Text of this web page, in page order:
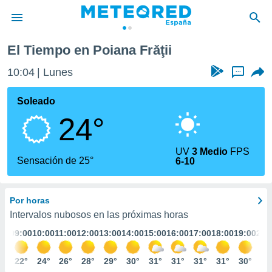
de
por
que se
calidad.
a este
las
y
forma
digital
basada
El Tiempo en Poiana Frăţii
10:04 Lunes ...
Soleado
24°
Sensación de 25°
UV3 Medio FPS
6-10
Por horas
Intervalos nubosos en las próximas horas
09:00
22°
10:00
24°
11:00
26°
12:00
28°
13:00
29°
14:00
30°
15:00
31°
16:00
31°
17:00
31°
18:00
31°
19:00
30°